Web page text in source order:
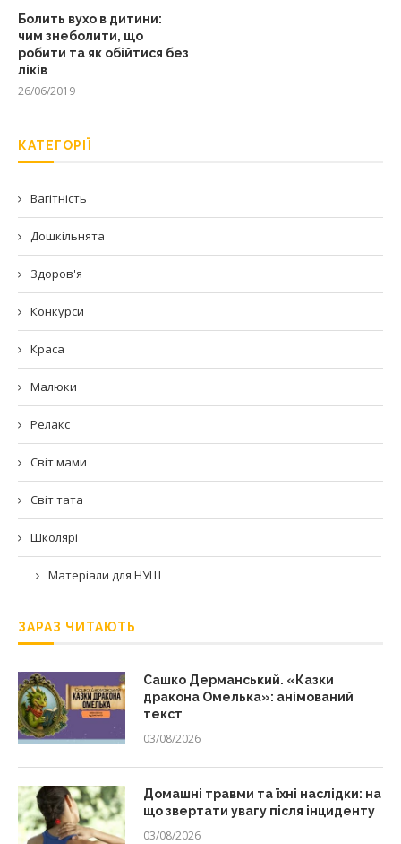
Болить вухо в дитини:
чим знеболити, що
робити та як обійтися без
ліків
26/06/2019
КАТЕГОРІЇ
Вагітність
Дошкільнята
Здоров'я
Конкурси
Краса
Малюки
Релакс
Світ мами
Світ тата
Школярі
Матеріали для НУШ
ЗАРАЗ ЧИТАЮТЬ
Сашко Дерманський. «Казки
дракона Омелька»: анімований
текст
03/08/2026
Домашні травми та їхні наслідки: на
що звертати увагу після інциденту
03/08/2026